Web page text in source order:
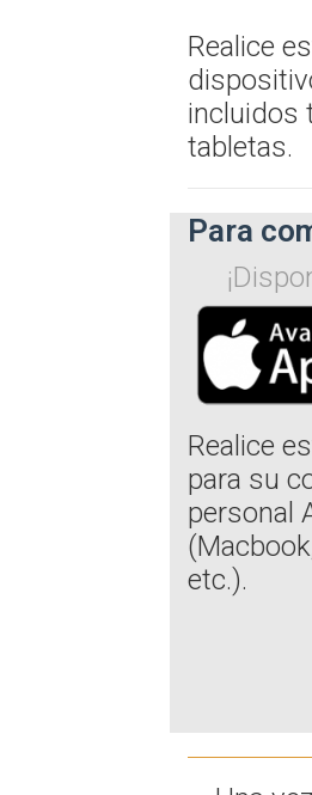
Realice
incluidos
tabletas.
Para
Realice
para su
personal
etc.).